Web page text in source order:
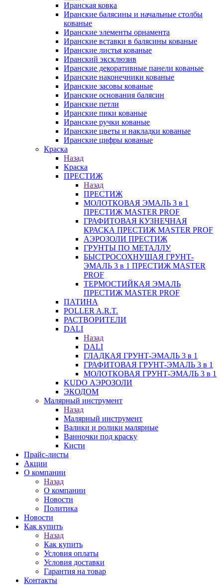
Иранская ковка
Иранские балясины и начальные столбы
кованые
Иранские элементы орнамента
Иранские вставки в балясины кованые
Иранские листья кованые
Иранский эксклюзив
Иранские декоративные панели кованые
Иранские наконечники кованые
Иранские засовы кованые
Иранские основания балясин
Иранские петли
Иранские пики кованые
Иранские ручки кованые
Иранские цветы и накладки кованые
Иранские цифры кованые
Краска
Назад
Краска
ПРЕСТИЖ
Назад
ПРЕСТИЖ
МОЛОТКОВАЯ ЭМАЛЬ 3 в 1
ПРЕСТИЖ MASTER PROF
ГРАФИТОВАЯ КУЗНЕЧНАЯ
КРАСКА ПРЕСТИЖ MASTER PROF
АЭРОЗОЛИ ПРЕСТИЖ
ГРУНТЫ ПО МЕТАЛЛУ
БЫСТРОСОХНУЩАЯ ГРУНТ-
ЭМАЛЬ 3 в 1 ПРЕСТИЖ MASTER
PROF
ТЕРМОСТИЙКАЯ ЭМАЛЬ
ПРЕСТИЖ MASTER PROF
ПАТИНА
POLLER A.R.T.
РАСТВОРИТЕЛИ
DALI
Назад
DALI
ГЛАДКАЯ ГРУНТ-ЭМАЛЬ 3 в 1
ГРАФИТОВАЯ ГРУНТ-ЭМАЛЬ 3 в 1
МОЛОТКОВАЯ ГРУНТ-ЭМАЛЬ 3 в 1
KUDO АЭРОЗОЛИ
ЭКОДОМ
Малярный инструмент
Назад
Малярный инструмент
Валики и ролики малярные
Ванночки под краску
Кисти
Прайс-листы
Акции
О компании
Назад
О компании
Новости
Политика
Новости
Как купить
Назад
Как купить
Условия оплаты
Условия доставки
Гарантия на товар
Контакты